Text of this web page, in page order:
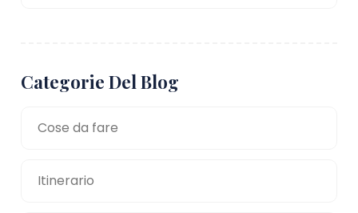
Categorie Del Blog
Cose da fare
Itinerario